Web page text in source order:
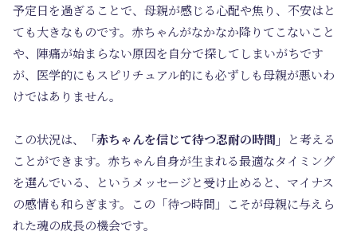
予定日を過ぎることで、母親が感じる心配や焦り、不安はと
ても大きなものです。赤ちゃんがなかなか降りてこないこと
や、陣痛が始まらない原因を自分で探してしまいがちです
が、医学的にもスピリチュアル的にも必ずしも母親が悪いわ
けではありません。
この状況は、 「赤ちゃんを信じて待つ忍耐の時間」
と考える
ことができます。赤ちゃん自身が生まれる最適なタイミング
を選んでいる、というメッセージと受け止めると、マイナス
の感情も和らぎます。この「待つ時間」こそが母親に与えら
れた魂の成長の機会です。